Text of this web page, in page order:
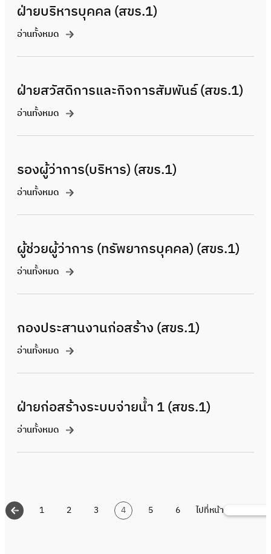
ฝ่ายบริหารบุคคล (สขร.1)
อ่านทั้งหมด
ฝ่ายสวัสดิการและกิจการสัมพันธ์ (สขร.1)
อ่านทั้งหมด
รองผู้ว่าการ(บริหาร) (สขร.1)
อ่านทั้งหมด
ผู้ช่วยผู้ว่าการ (ทรัพยากรบุคคล) (สขร.1)
อ่านทั้งหมด
กองประสานงานก่อสร้าง (สขร.1)
อ่านทั้งหมด
ฝ่ายก่อสร้างระบบจ่ายน้ำ 1 (สขร.1)
อ่านทั้งหมด
1 2 3 4 5 6 ไปที่หน้าค้นหา